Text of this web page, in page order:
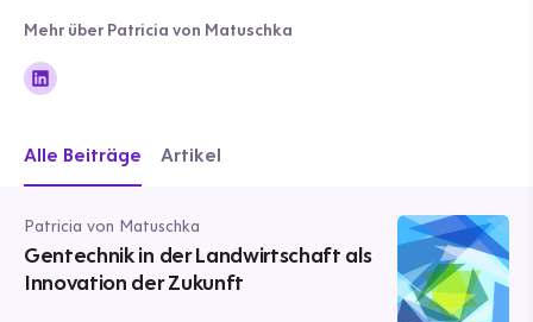
Mehr über Patricia von Matuschka
Alle Beiträge Artikel
Patricia von Matuschka
Gentechnik in der Landwirtschaft als
Innovation der Zukunft